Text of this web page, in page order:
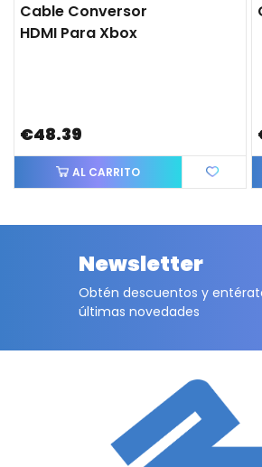
Cable Conversor
HDMI Para Xbox
€48.39
AL CARRITO
Newsletter
Obtén descuentos y
últimas novedades